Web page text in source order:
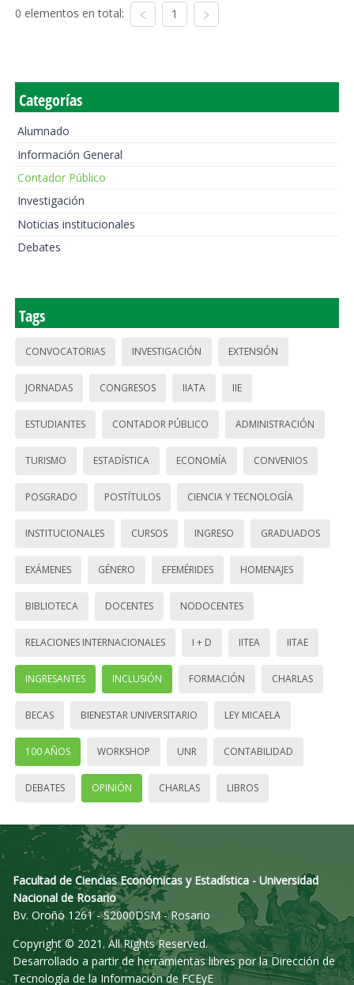
0 elementos en total: 1
Categorías
Alumnado
Información General
Contador Público
Investigación
Noticias institucionales
Debates
Tags
CONVOCATORIAS INVESTIGACIÓN EXTENSIÓN
JORNADAS CONGRESOS IIATA IIE
ESTUDIANTES CONTADOR PÚBLICO ADMINISTRACIÓN
TURISMO ESTADÍSTICA ECONOMÍA CONVENIOS
POSGRADO POSTÍTULOS CIENCIA Y TECNOLOGÍA
INSTITUCIONALES CURSOS INGRESO GRADUADOS
EXÁMENES GÉNERO EFEMÉRIDES HOMENAJES
BIBLIOTECA DOCENTES NODOCENTES
RELACIONES INTERNACIONALES I + D IITEA IITAE
INGRESANTES INCLUSIÓN FORMACIÓN CHARLAS
BECAS BIENESTAR UNIVERSITARIO LEY MICAELA
100 AÑOS WORKSHOP UNR CONTABILIDAD
DEBATES OPINIÓN CHARLAS LIBROS
Facultad de Ciencias Económicas y Estadística - Universidad
Nacional de Rosario
Bv. Oroño 1261 - S2000DSM - Rosario
Copyright © 2021. All Rights Reserved.
Desarrollado a partir de herramientas libres por la Dirección de
Tecnología de la Información de FCEyE